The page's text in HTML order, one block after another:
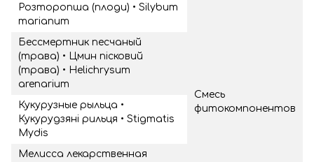
Cмесь
фитокомпонентов
Розторопша (плоди) • Silybum
marianum
Бессмертник песчаный
(трава) • Цмин пісковий
(трава) • Helichrysum
arenarium
Кукурузные рыльца •
Кукурудзяні рильця • Stigmatis
Mydis
Мелисса лекарственная